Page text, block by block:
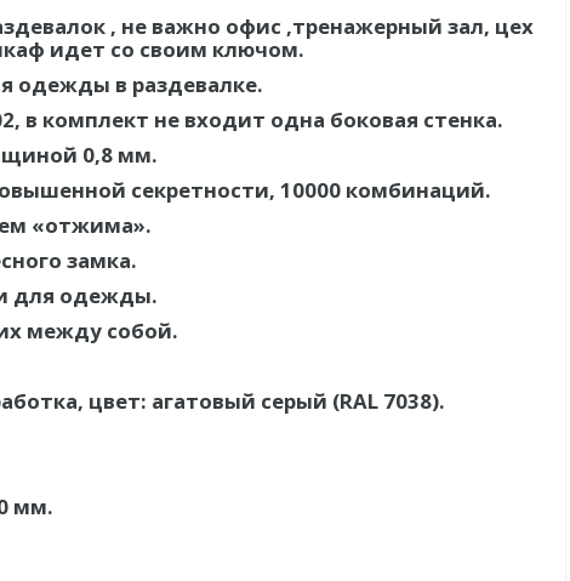
, не важно офис ,тренажерный зал, цех
идет со своим ключом.
одежды в раздевалке.
в комплект не входит одна боковая стенка.
0,8 мм.
секретности, 10000 комбинаций.
«отжима».
замка.
для одежды.
между собой.
цвет: агатовый серый (RAL 7038).
мм.